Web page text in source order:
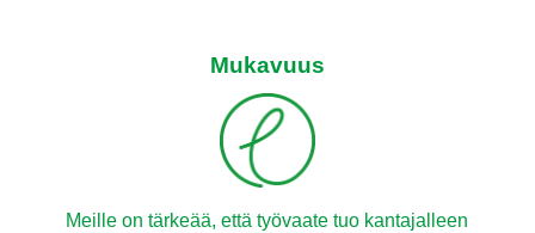
Mukavuus
Meille on tärkeää, että työvaate tuo kantajalleen